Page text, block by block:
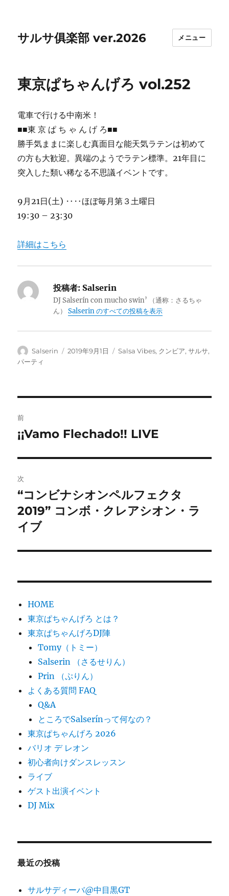
サルサ俱楽部 ver.2026 メニュー
東京ぱちゃんげろ vol.252
電車で行ける中南米！
■■東 京 ぱ ち ゃ ん げ ろ■■
勝手気ままに楽しむ真面目な能天気ラテンは初めて
の方も大歓迎。異端のようでラテン標準。21年目に
突入した類い稀なる不思議イベントです。
9月21日(土) ‥‥ほぼ毎月第３土曜日
19:30 – 23:30
詳細はこちら
投稿者: Salserin
DJ Salserín con mucho swin’ （通称：さるちゃ
ん）Salserin のすべての投稿を表示
投
稿
Salserin
投
2019年9月1日
カ
Salsa Vibes, クンビア,サルサ,
パーティ
稿
ビ
ゲ
ー
シ
ン
前
前
投
稿:
¡¡Vamo Flechado!! LIVE
次
次
の
投
“コンビナシオンペルフェクタ
2019” コンボ・クレアシオン・ラ
イブ
HOME
東京ぱちゃんげろ とは？
東京ぱちゃんげろDJ陣
Tomy（トミー）
Salserin （さるせりん）
Prin （ぷりん）
よくある質問 FAQ
Q&A
ところでSalserínって何なの？
東京ぱちゃんげろ 2026
バリオ デ レオン
初心者向けダンスレッスン
ライブ
ゲスト出演イベント
DJ Mix
最近の投稿
サルサディーバ@中目黒GT